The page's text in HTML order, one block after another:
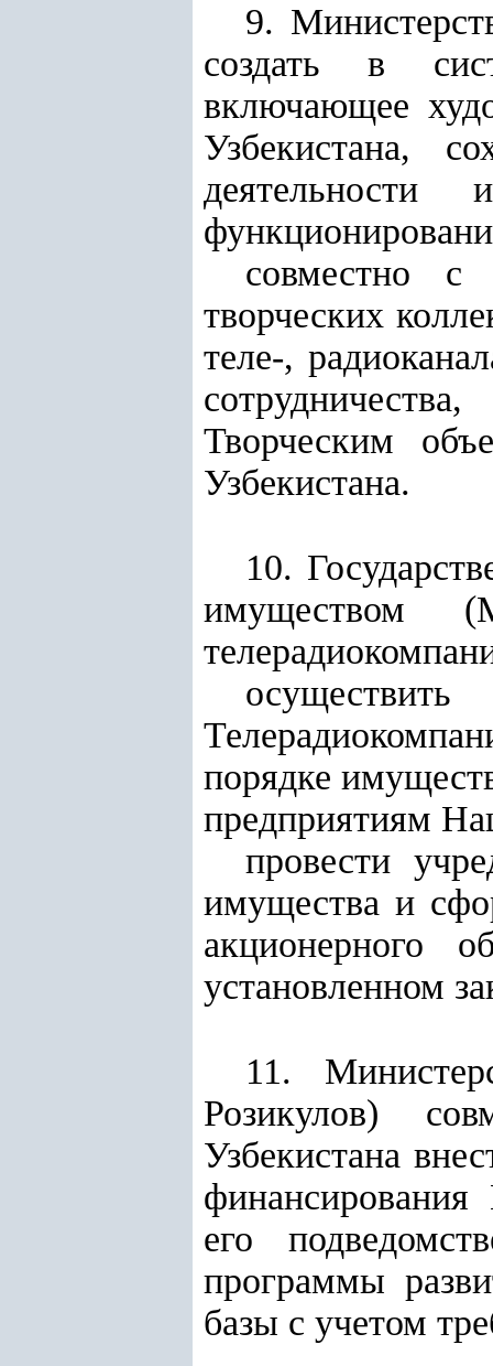
9.
создать в
включающее
Узбекистана,
совместно с
творческих
теле-,
Творческим
Узбекистана.
10.
имуществом
порядке
предприятиям
провести
имущества и
акционерного
установленном
11.
Розикулов)
Узбекистана
финансирования
его
программы
базы с учетом